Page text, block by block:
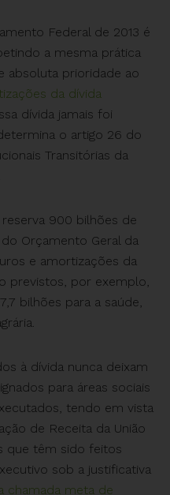
Federal de 2013 é
a mesma prática
absoluta prioridade ao
da dívida
dívida jamais foi
o artigo 26 do
Transitórias da
900 bilhões de
Orçamento Geral da
e amortizações da
previstos, por exemplo,
bilhões para a saúde,
à dívida nunca deixam
para áreas sociais
tendo em vista
de Receita da União
que têm sido feitos
sob a justificativa
chamada meta de